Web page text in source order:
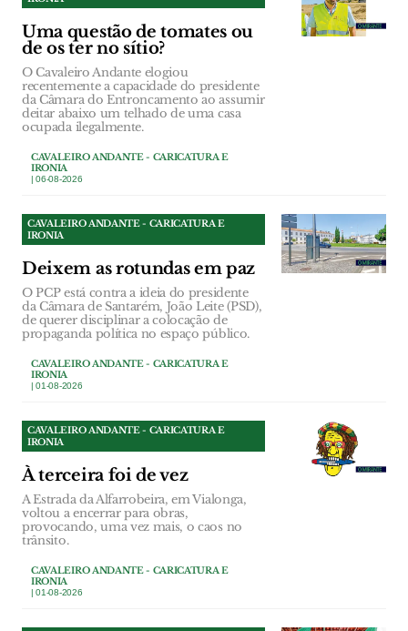
Uma questão de tomates ou
de os ter no sítio?
O Cavaleiro Andante elogiou
recentemente a capacidade do presidente
da Câmara do Entroncamento ao assumir
deitar abaixo um telhado de uma casa
ocupada ilegalmente.
CAVALEIRO ANDANTE - CARICATURA E
IRONIA
| 06-08-2026
CAVALEIRO ANDANTE - CARICATURA E
IRONIA
Deixem as rotundas em paz
O PCP está contra a ideia do presidente
da Câmara de Santarém, João Leite (PSD),
de querer disciplinar a colocação de
propaganda política no espaço público.
CAVALEIRO ANDANTE - CARICATURA E
IRONIA
| 01-08-2026
CAVALEIRO ANDANTE - CARICATURA E
IRONIA
À terceira foi de vez
A Estrada da Alfarrobeira, em Vialonga,
voltou a encerrar para obras,
provocando, uma vez mais, o caos no
trânsito.
CAVALEIRO ANDANTE - CARICATURA E
IRONIA
| 01-08-2026